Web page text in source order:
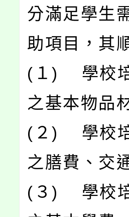
分滿足學生
助項目，其
(１) 學校培
之基本物品
(２) 學校培
之膳費、交
(３) 學校培